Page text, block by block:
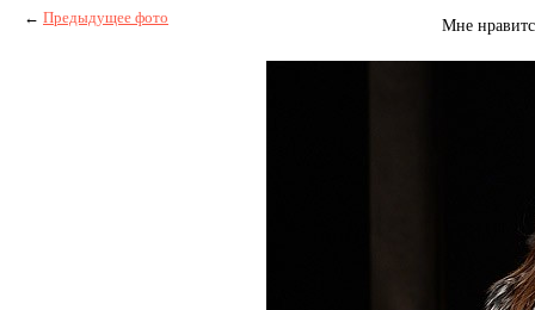
← Предыдущее фото Мне